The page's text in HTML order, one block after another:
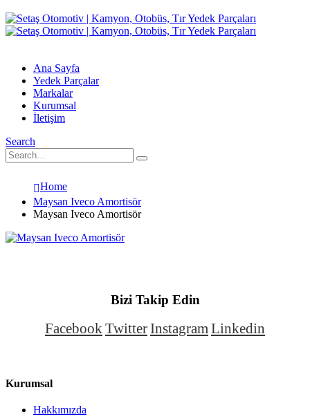
Ana Sayfa
Yedek Parçalar
Markalar
Kurumsal
İletişim
Search
Home
Maysan Iveco Amortisör
Maysan Iveco Amortisör
Bizi Takip Edin
FacebookTwitterInstagramLinkedin
Kurumsal
Hakkımızda